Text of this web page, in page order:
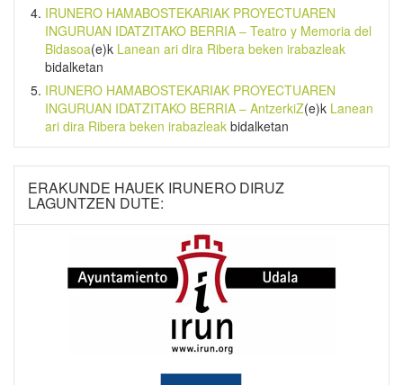
IRUNERO HAMABOSTEKARIAK PROYECTUAREN
INGURUAN IDATZITAKO BERRIA – Teatro y Memoria del
Bidasoa(e)k Lanean ari dira Ribera beken irabazleak
bidalketan
IRUNERO HAMABOSTEKARIAK PROYECTUAREN
INGURUAN IDATZITAKO BERRIA – AntzerkiZ(e)k Lanean
ari dira Ribera beken irabazleak bidalketan
ERAKUNDE HAUEK IRUNERO DIRUZ
LAGUNTZEN DUTE: